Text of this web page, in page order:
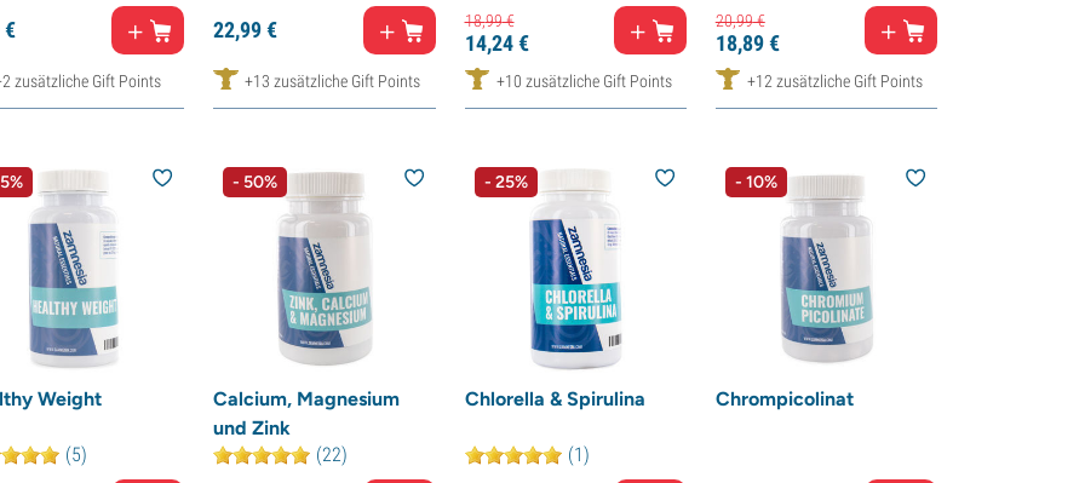
€
zusätzliche Gift Points
22,99€
+13 zusätzliche Gift Points
18,99€
14,24€
+10 zusätzliche Gift Points
20,99€
18,89€
+12 zusätzliche Gift Points
Weight
(5)
- 50%
Calcium, Magnesium
und Zink
(22)
- 25%
Chlorella & Spirulina
(1)
- 10%
Chrompicolinat